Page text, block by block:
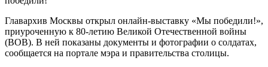
Главархив Москвы открыл онлайн-выставку «Мы победили!»,
приуроченную к 80-летию Великой Отечественной войны
(ВОВ). В ней показаны документы и фотографии о солдатах,
сообщается на портале мэра и правительства столицы.